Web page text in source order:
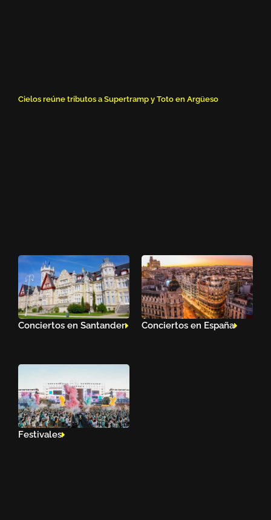
Cielos reúne tributos a Supertramp y Toto en Argüeso
Conciertos en Santander Conciertos en España
Festivales